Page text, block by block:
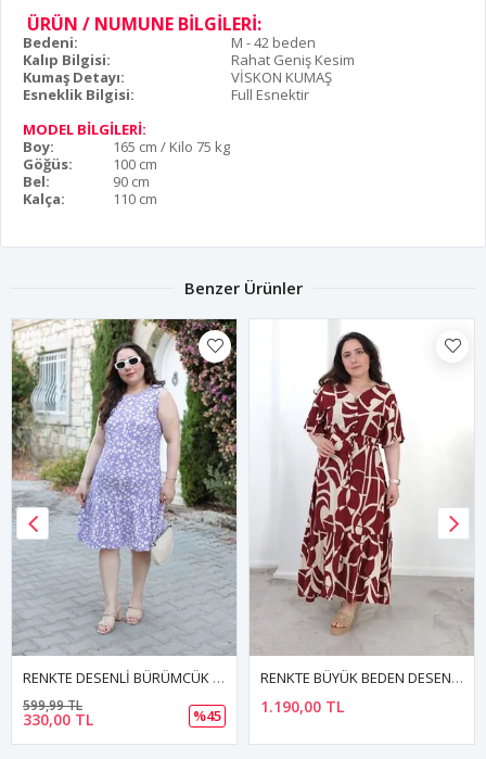
ÜRÜN / NUMUNE BİLGİLERİ:
Bedeni:
M - 42 beden
Kalıp Bilgisi:
Rahat Geniş Kesim
Kumaş Detayı:
VİSKON KUMAŞ
Esneklik Bilgisi:
Full Esnektir
MODEL BİLGİLERİ:
Boy:
165 cm / Kilo 75 kg
Göğüs:
100 cm
Bel:
90 cm
Kalça:
110 cm
Benzer Ürünler
RENKTE DESENLİ BÜRÜMCÜK ELBİSE
330,00 TL
599,99 TL
%45
RENKTE BÜYÜK BEDEN DESENLİ VİSKON ELBİSE
1.190,00 TL